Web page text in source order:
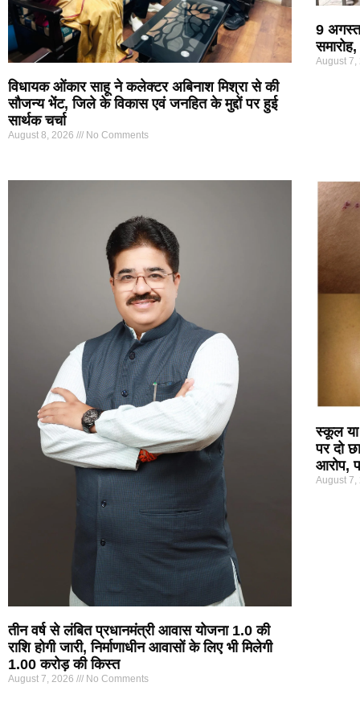
विधायक ओंकार साहू ने कलेक्टर अबिनाश मिश्रा से की
सौजन्य भेंट, जिले के विकास एवं जनहित के मुद्दों पर हुई
सार्थक चर्चा
August 8, 2026 No Comments
9 अगस्त
August
तीन वर्ष से लंबित प्रधानमंत्री आवास योजना 1.0 की
राशि होगी जारी, निर्माणाधीन आवासों के लिए भी मिलेगी
1.00 करोड़ की किस्त
August 7, 2026 No Comments
स्कूल या
पर दो
आरोप,
August